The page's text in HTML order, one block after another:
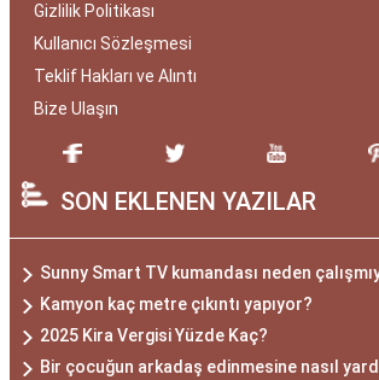
Gizlilik Politikası
Kullanıcı Sözleşmesi
Teklif Hakları ve Alıntı
Bize Ulaşın
SON EKLENEN YAZILAR
Sunny Smart TV kumandası neden
Kamyon kaç metre çıkıntı yapıyor?
2025 Kira Vergisi Yüzde Kaç?
Bir çocuğun arkadaş edinmesine nasıl